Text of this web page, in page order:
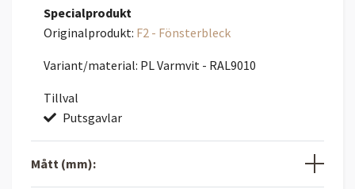
Specialprodukt
Originalprodukt: F2 - Fönsterbleck
Variant/material: PL Varmvit - RAL9010
Tillval
Putsgavlar
Mått (mm):